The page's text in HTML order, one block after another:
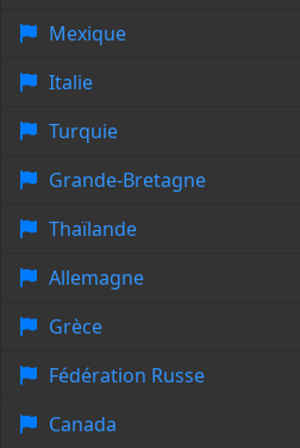
Mexique
Italie
Turquie
Grande-Bretagne
Thaïlande
Allemagne
Grèce
Fédération Russe
Canada